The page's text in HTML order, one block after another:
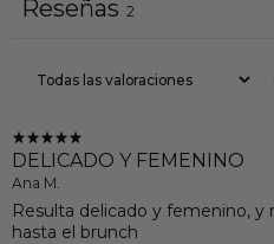
Reseñas 2
DELICADO Y FEMENINO
Ana M.
Resulta delicado y femenino,
hasta el brunch